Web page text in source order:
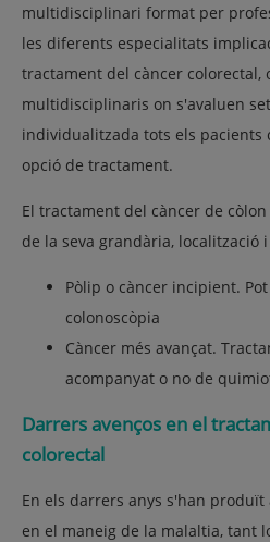
multidisciplinari format per
les diferents especialitats
tractament del càncer colorectal,
multidisciplinaris on s'avaluen
individualitzada tots els pacients
opció de tractament.
El tractament del càncer de
de la seva grandària, localització
Pòlip o càncer incipient.
colonoscòpia
Càncer més avançat.
acompanyat o no de
Darrers avenços en el
colorectal
En els darrers anys s'han
en el maneig de la malaltia, tant